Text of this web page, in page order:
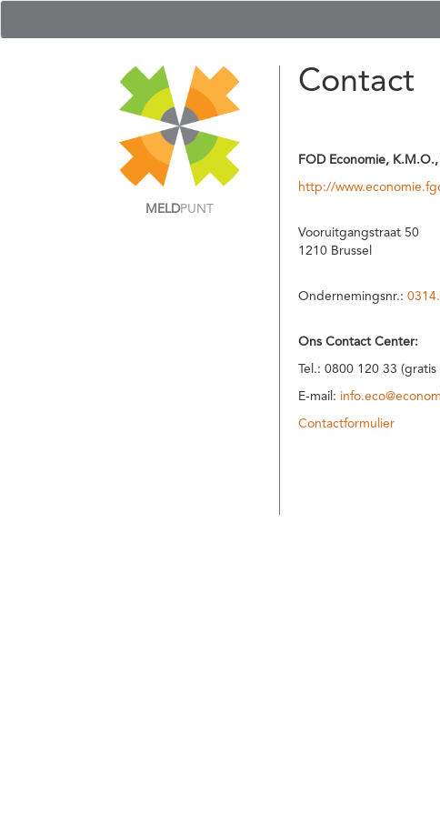
MELDPUNT
Contact
FOD Economie,
http://
Vooruitgangstraat 50
1210 Brussel
Ondernemingsnr.:
Ons Contact Center:
Tel.: 0800 120 33
E-mail:
Contactformulier